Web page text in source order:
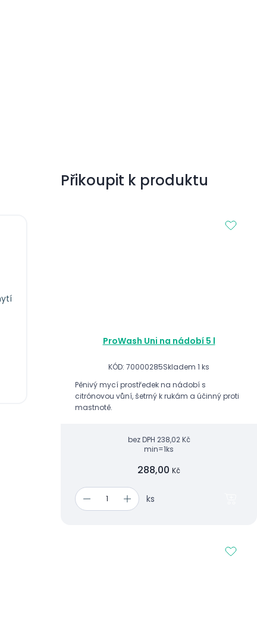
Přikoupit k produktu
ProWash Uni na nádobí 5 l
KÓD: 70000285Skladem 1 ks
Pěnivý mycí prostředek na nádobí s
citrónovou vůní, šetrný k rukám a účinný proti
mastnotě.
bez DPH 238,02 Kč
min=1ks
288,00 Kč
ks